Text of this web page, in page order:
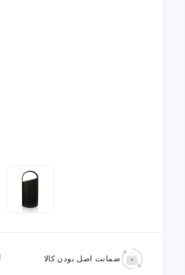
ضمانت اصل بودن کالا